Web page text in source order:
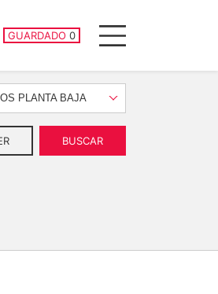
GUARDADO 0
PROPIEDADES GUARDADAS
Menu
PLANTA BAJA
BUSCAR